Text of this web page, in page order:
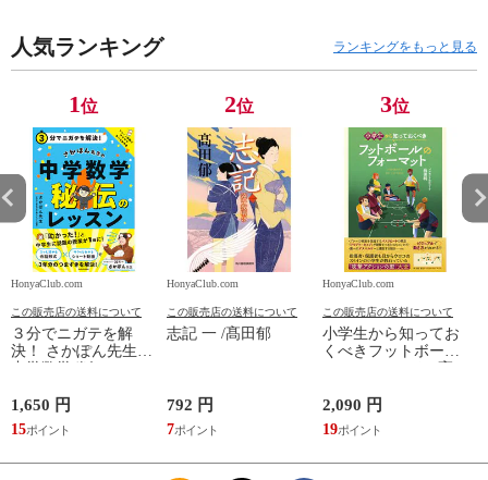
人気ランキング ランキングをもっと見る
1位
HonyaClub.com
この販売店の送料について
３分でニガテを解
決！ さかぽん先生の
1,650 円
15
2位
HonyaClub.com
この販売店の送料について
志記 一 /髙田郁
792 円
7
3位
HonyaClub.com
この販売店の送料について
小学生から知ってお
くべきフットボール
2,090 円
19